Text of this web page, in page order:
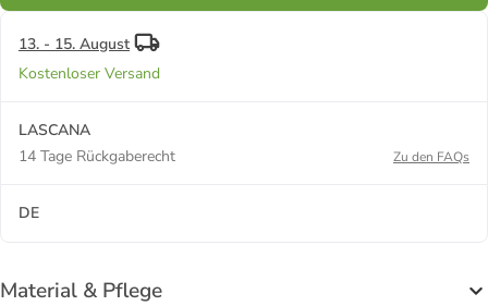
13. - 15. August
Kostenloser Versand
LASCANA
14 Tage Rückgaberecht
Zu den FAQs
DE
Material & Pflege